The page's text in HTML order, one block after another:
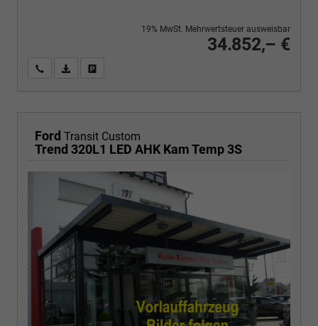
34.852,– €
19% MwSt. Mehrwertsteuer ausweisbar
Wir rufen Sie anPDF-Fahrzeugexposé drucken
Ford Transit Custom
Trend 320L1 LED AHK Kam Temp 3S